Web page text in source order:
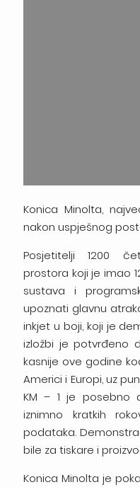
Konica Minolta,
nakon uspješnog
Posjetitelji 1200
prostora koji je imao
sustava i
upoznati glavnu
inkjet u boji, koji je
izložbi je potvrđeno
kasnije ove godine
Americi i Europi, uz
KM – 1 je posebno
iznimno kratkih
podataka.
bile za tiskare i
Konica Minolta je